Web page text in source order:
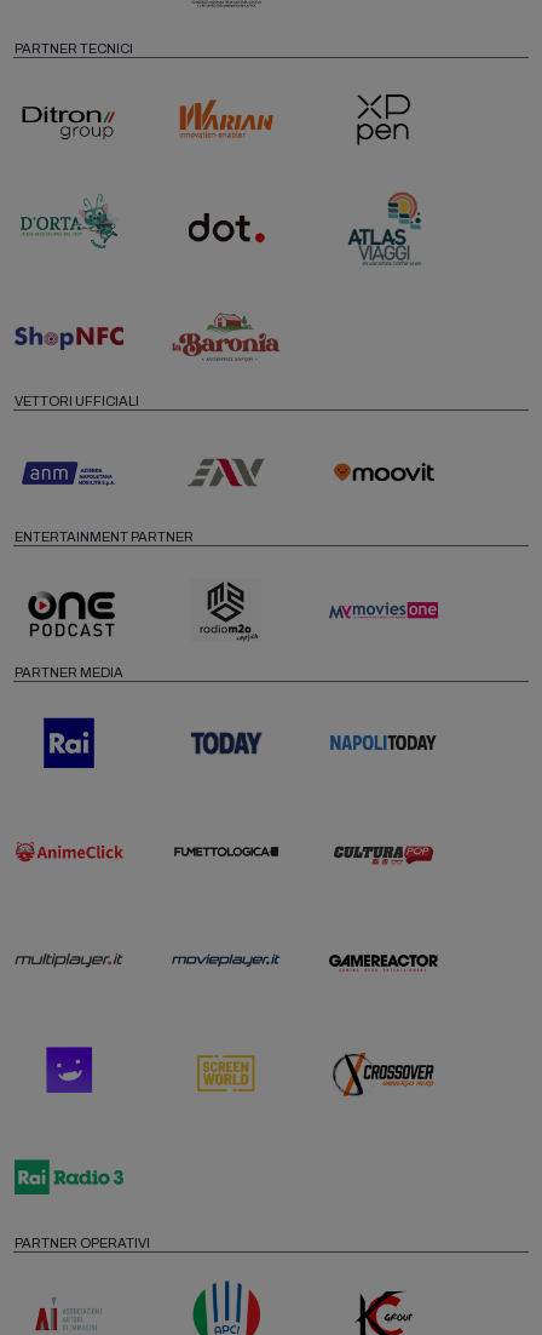
PARTNER TECNICI
VETTORI UFFICIALI
ENTERTAINMENT PARTNER
PARTNER MEDIA
PARTNER OPERATIVI